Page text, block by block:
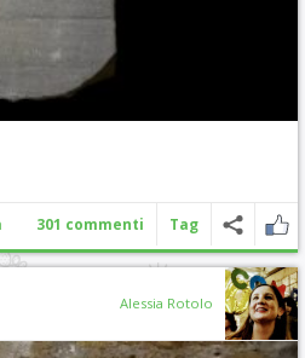
301 commenti Tag
Alessia Rotolo